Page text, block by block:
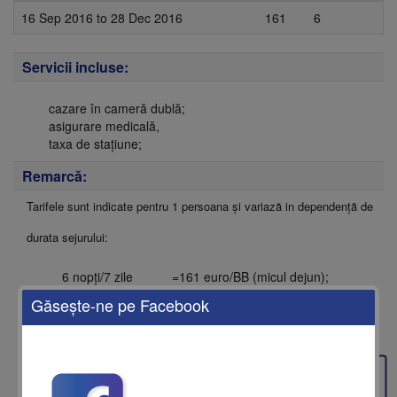
16 Sep 2016 to 28 Dec 2016 161 6
Servicii incluse:
cazare în cameră dublă;
asigurare medicală,
taxa de stațiune;
Remarcă:
Tarifele sunt indicate pentru 1 persoana și variază in dependență de
durata sejurului:
6 nopți/7 zile =161 euro/BB (micul dejun);
9 nopți/10 zile =224 euro/BB (micul dejun).
Găseşte-ne pe Facebook